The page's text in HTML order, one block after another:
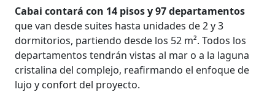
Cabai contará con 14 pisos y 97 departamentos
que van desde suites hasta unidades de 2 y 3
dormitorios, partiendo desde los 52 m². Todos los
departamentos tendrán vistas al mar o a la laguna
cristalina del complejo, reafirmando el enfoque de
lujo y confort del proyecto.